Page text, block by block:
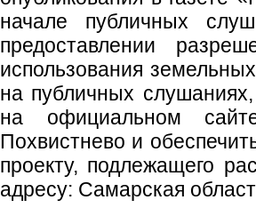
начале публичных
предоставлении
использования
на публичных
на официальном
Похвистнево и
проекту, подлежащего
адресу: Самарская